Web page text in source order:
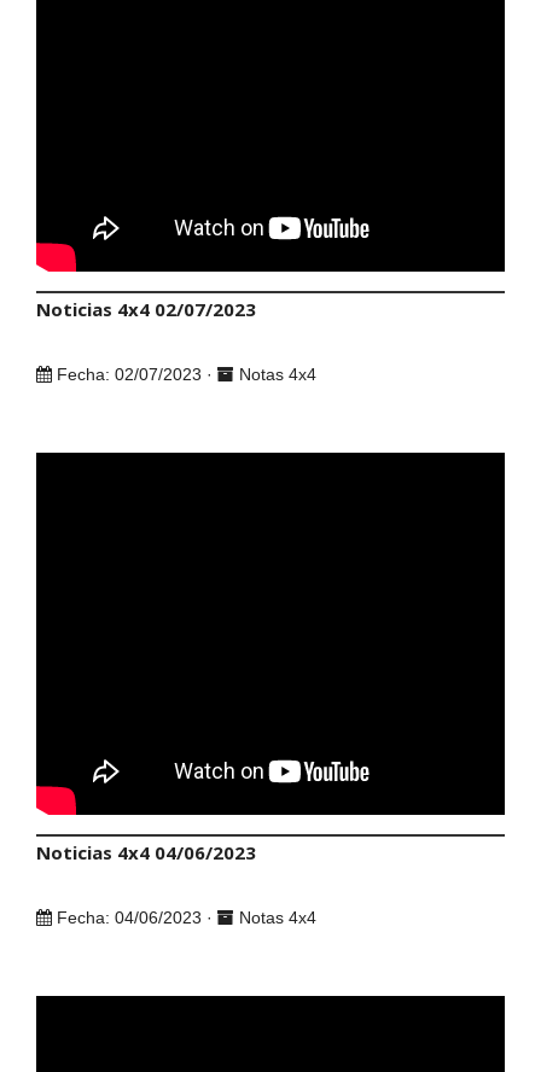
Noticias 4x4 02/07/2023
Fecha: 02/07/2023 · Notas 4x4
Noticias 4x4 04/06/2023
Fecha: 04/06/2023 · Notas 4x4